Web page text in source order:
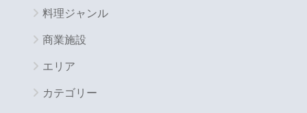
料理ジャンル
商業施設
エリア
カテゴリー